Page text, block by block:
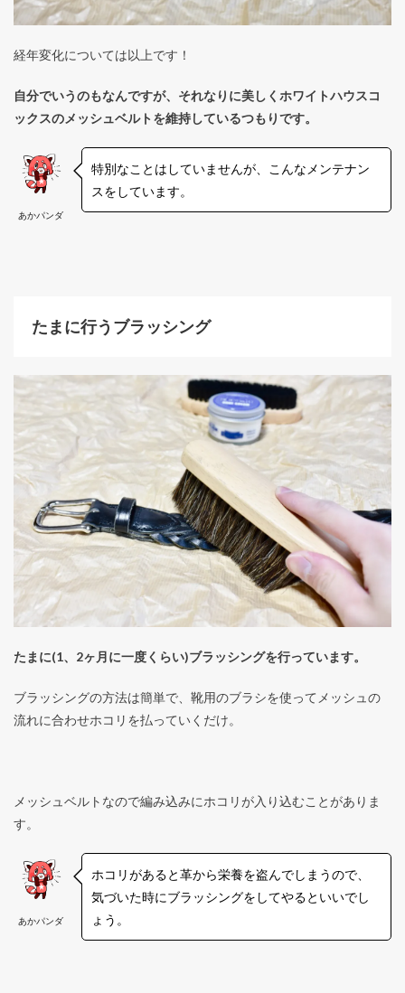
経年変化については以上です！
自分でいうのもなんですが、それなりに美しくホワイトハウスコ
ックスのメッシュベルトを維持しているつもりです。
あかパンダ
特別なことはしていませんが、こんなメンテナン
スをしています。
たまに行うブラッシング
たまに(1、2ヶ月に一度くらい)ブラッシングを行っています。
ブラッシングの方法は簡単で、靴用のブラシを使ってメッシュの
流れに合わせホコリを払っていくだけ。
メッシュベルトなので編み込みにホコリが入り込むことがありま
す。
あかパンダ
ホコリがあると革から栄養を盗んでしまうので、
気づいた時にブラッシングをしてやるといいでし
ょう。